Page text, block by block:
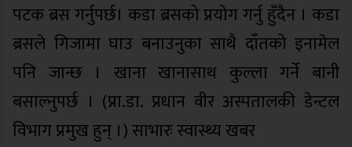
पटक ब्रस गर्नुपर्छ। कडा ब्रसको प्रयोग गर्नु हुँदैन । कडा
ब्रसले गिजामा घाउ बनाउनुका साथै दाँतको इनामेल
पनि जान्छ । खाना खानासाथ कुल्ला गर्ने बानी
बसाल्नुपर्छ । (प्रा.डा. प्रधान वीर अस्पतालकी डेन्टल
विभाग प्रमुख हुन् ।) साभारः स्वास्थ्य खबर